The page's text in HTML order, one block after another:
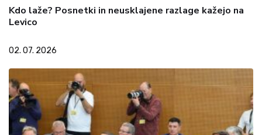
Kdo laže? Posnetki in neusklajene razlage kažejo na
Levico
02. 07. 2026